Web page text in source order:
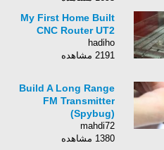
My First Home Built
CNC Router UT2
hadiho
2191 مشاهده
Build A Long Range
FM Transmitter
(Spybug)
mahdi72
1380 مشاهده